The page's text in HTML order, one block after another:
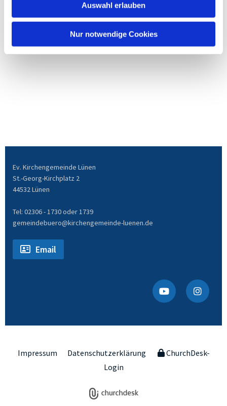
Auswahl erlauben
Nur notwendige Cookies
Ev. Kirchengemeinde Lünen
St.-Georg-Kirchplatz 2
44532 Lünen
Tel: 02306 - 1730 oder 1739
gemeindebuero@kirchengemeinde-luenen.de
Email
Impressum Datenschutzerklärung
ChurchDesk-
Login